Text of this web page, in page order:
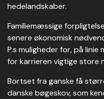
hedelandskaber.
Familiemæssige
senere økonomisk
P.s muligheder for, på linie
for karrieren vigtige store
Bortset fra ganske få
danske bøgeskov, som